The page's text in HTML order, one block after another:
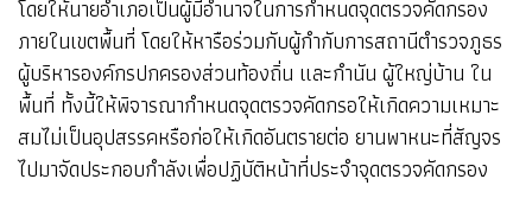
โดยให้นายอำเภอเป็นผู้มีอำนาจในการกำหนดจุดตรวจคัดกรอง
ภายในเขตพื้นที่ โดยให้หารือร่วมกับผู้กำกับการสถานีตำรวจภูธร
ผู้บริหารองค์กรปกครองส่วนท้องถิ่น และกำนัน ผู้ใหญ่บ้าน ใน
พื้นที่ ทั้งนี้ให้พิจารณากำหนดจุดตรวจคัดกรอให้เกิดความเหมาะ
สมไม่เป็นอุปสรรคหรือก่อให้เกิดอันตรายต่อ ยานพาหนะที่สัญจร
ไปมาจัดประกอบกำลังเพื่อปฏิบัติหน้าที่ประจำจุดตรวจคัดกรอง